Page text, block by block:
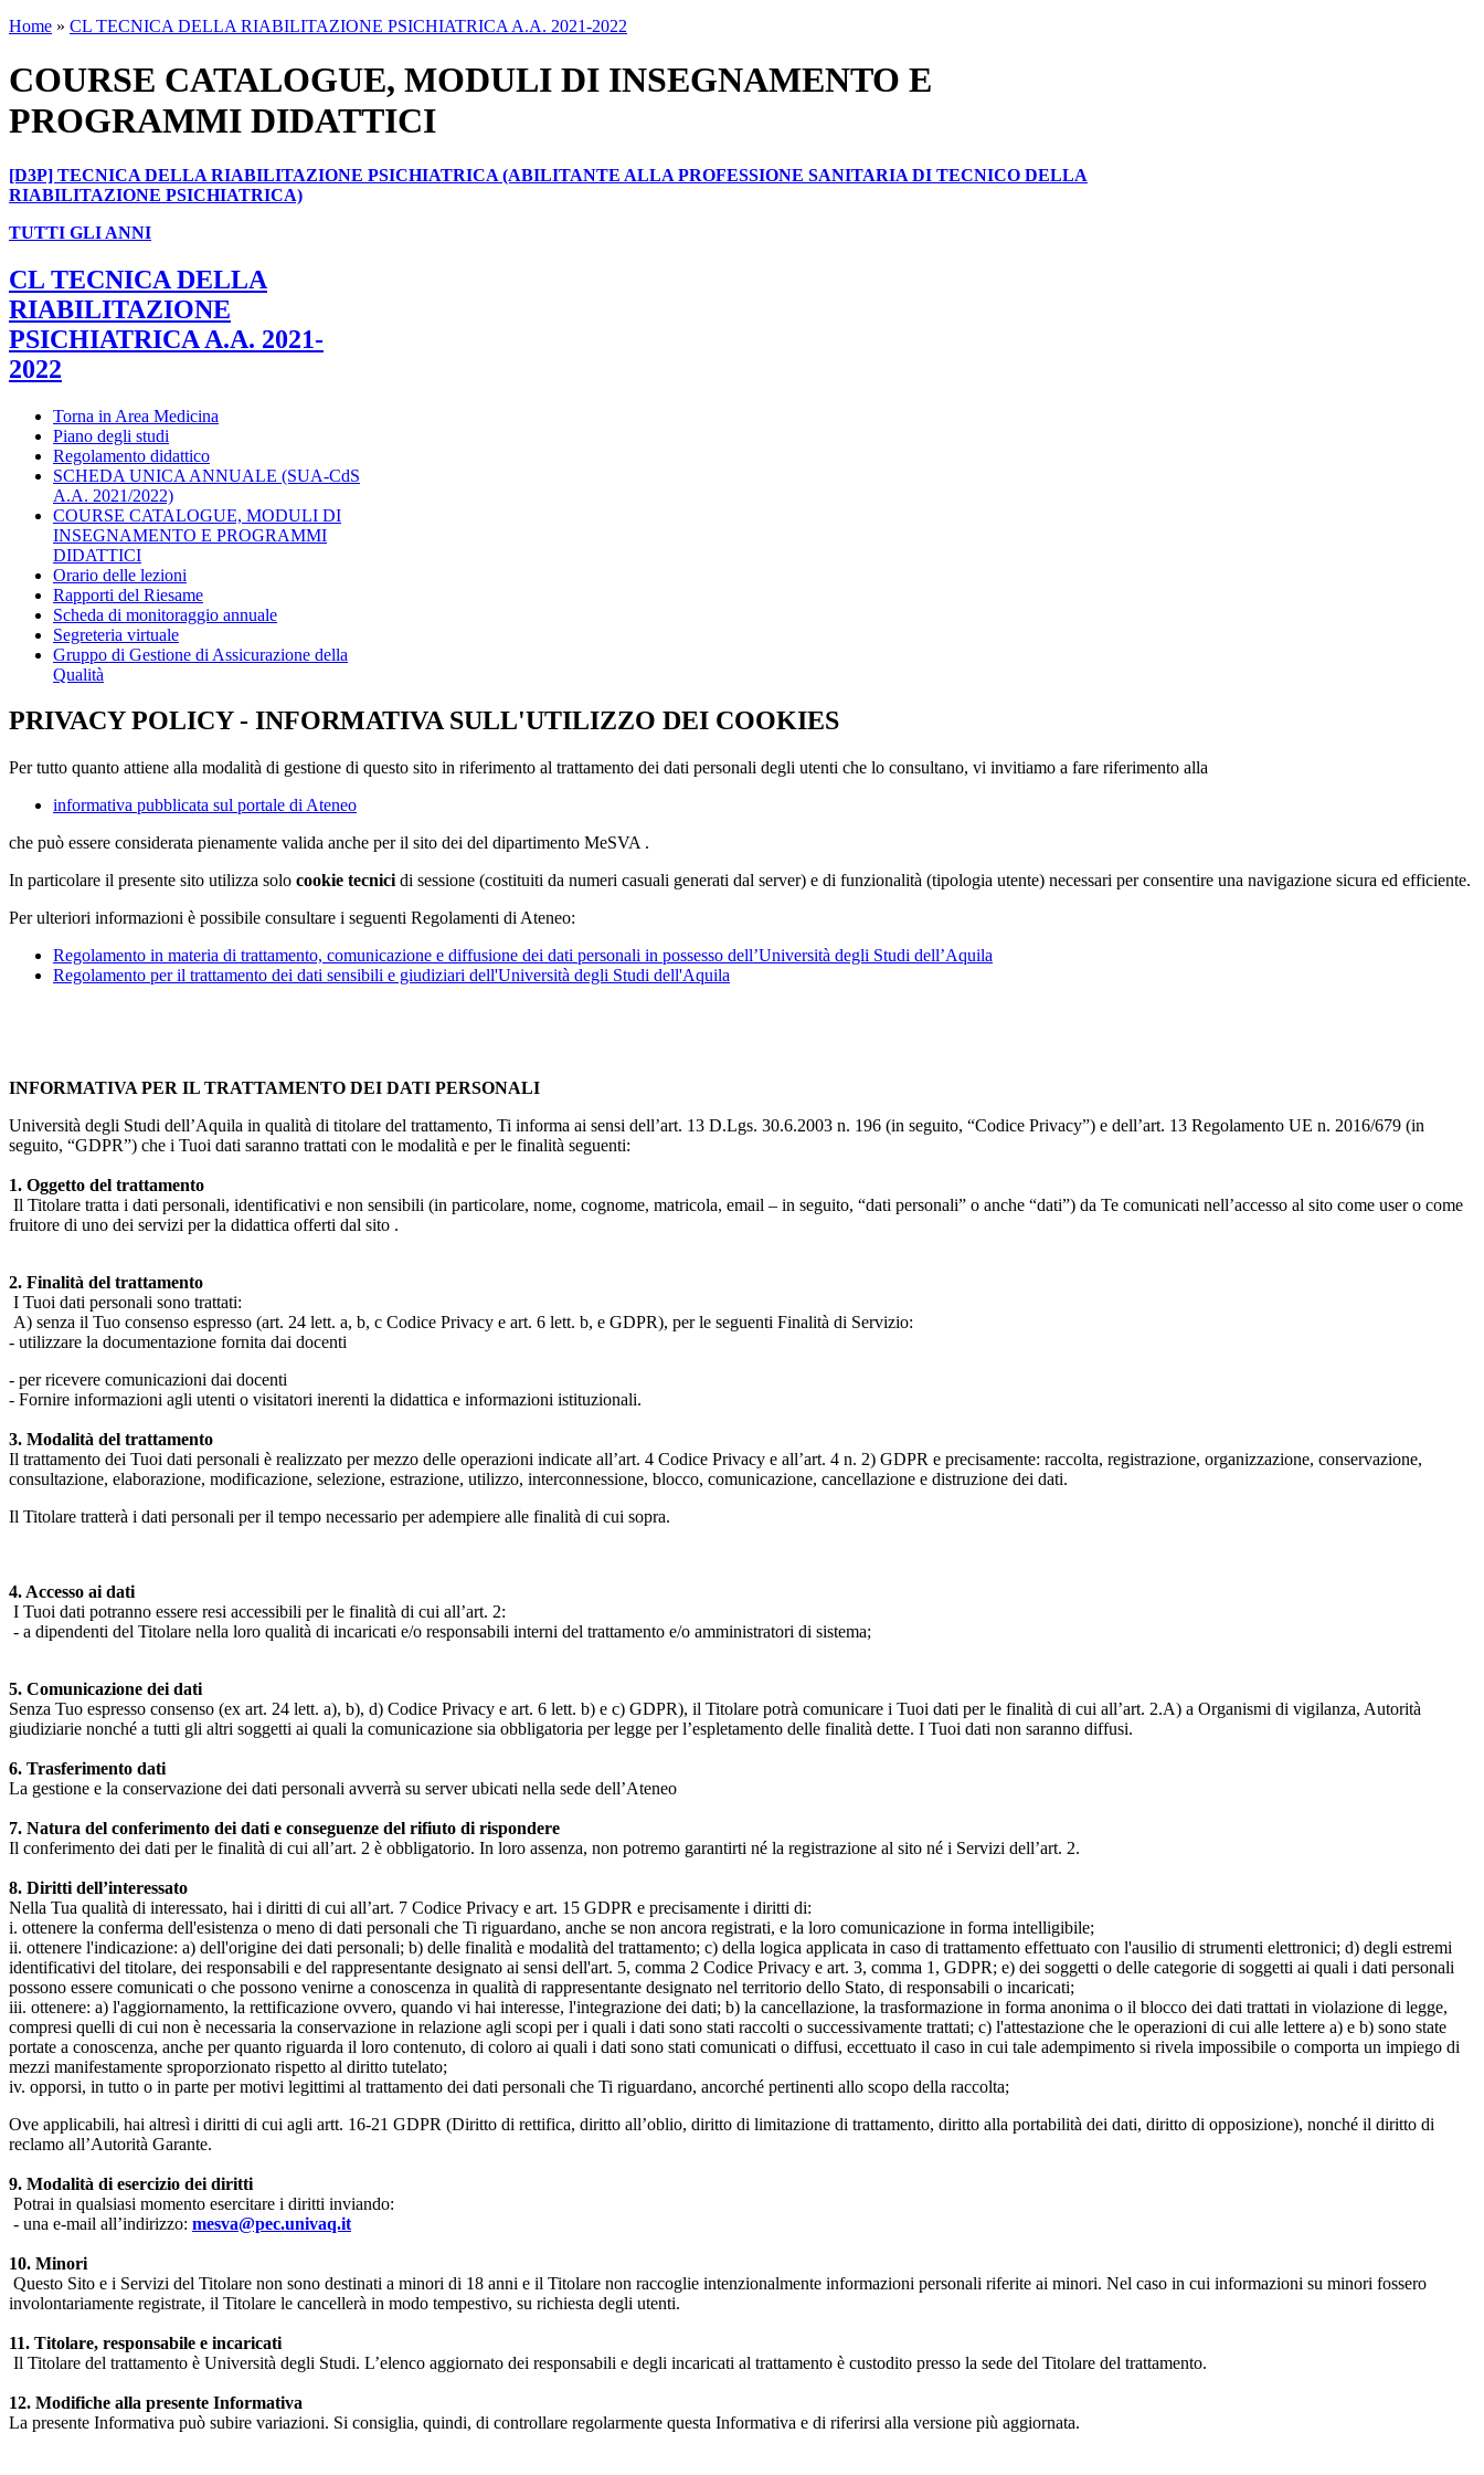
Home » CL TECNICA DELLA RIABILITAZIONE PSICHIATRICA A.A. 2021-2022
COURSE CATALOGUE, MODULI DI INSEGNAMENTO E
PROGRAMMI DIDATTICI
[D3P] TECNICA DELLA RIABILITAZIONE PSICHIATRICA (ABILITANTE ALLA PROFESSIONE SANITARIA DI TECNICO DELLA
RIABILITAZIONE PSICHIATRICA)
TUTTI GLI ANNI
CL TECNICA DELLA
RIABILITAZIONE
PSICHIATRICA A.A. 2021-
2022
Torna in Area Medicina
Piano degli studi
Regolamento didattico
SCHEDA UNICA ANNUALE (SUA-CdS
A.A. 2021/2022)
COURSE CATALOGUE, MODULI DI
INSEGNAMENTO E PROGRAMMI
DIDATTICI
Orario delle lezioni
Rapporti del Riesame
Scheda di monitoraggio annuale
Segreteria virtuale
Gruppo di Gestione di Assicurazione della
Qualità
PRIVACY POLICY - INFORMATIVA SULL'UTILIZZO DEI COOKIES
Per tutto quanto attiene alla modalità di gestione di questo sito in riferimento al trattamento dei dati personali degli utenti che lo consultano, vi invitiamo a fare riferimento alla
informativa pubblicata sul portale di Ateneo
che può essere considerata pienamente valida anche per il sito dei del dipartimento MeSVA .
In particolare il presente sito utilizza solo cookie tecnici di sessione (costituiti da numeri casuali generati dal server) e di funzionalità (tipologia utente) necessari per consentire una navigazione sicura ed efficiente.
Per ulteriori informazioni è possibile consultare i seguenti Regolamenti di Ateneo:
Regolamento in materia di trattamento, comunicazione e diffusione dei dati personali in possesso dell’Università degli Studi dell’Aquila
Regolamento per il trattamento dei dati sensibili e giudiziari dell'Università degli Studi dell'Aquila
INFORMATIVA PER IL TRATTAMENTO DEI DATI PERSONALI
Università degli Studi dell’Aquila in qualità di titolare del trattamento, Ti informa ai sensi dell’art. 13 D.Lgs. 30.6.2003 n. 196 (in seguito, “Codice Privacy”) e dell’art. 13 Regolamento UE n. 2016/679 (in
seguito, “GDPR”) che i Tuoi dati saranno trattati con le modalità e per le finalità seguenti:
1. Oggetto del trattamento
Il Titolare tratta i dati personali, identificativi e non sensibili (in particolare, nome, cognome, matricola, email – in seguito, “dati personali” o anche “dati”) da Te comunicati nell’accesso al sito come user o come
fruitore di uno dei servizi per la didattica offerti dal sito .
2. Finalità del trattamento
I Tuoi dati personali sono trattati:
A) senza il Tuo consenso espresso (art. 24 lett. a, b, c Codice Privacy e art. 6 lett. b, e GDPR), per le seguenti Finalità di Servizio:
- utilizzare la documentazione fornita dai docenti
- per ricevere comunicazioni dai docenti
- Fornire informazioni agli utenti o visitatori inerenti la didattica e informazioni istituzionali.
3. Modalità del trattamento
Il trattamento dei Tuoi dati personali è realizzato per mezzo delle operazioni indicate all’art. 4 Codice Privacy e all’art. 4 n. 2) GDPR e precisamente: raccolta, registrazione, organizzazione, conservazione,
consultazione, elaborazione, modificazione, selezione, estrazione, utilizzo, interconnessione, blocco, comunicazione, cancellazione e distruzione dei dati.
Il Titolare tratterà i dati personali per il tempo necessario per adempiere alle finalità di cui sopra.
4. Accesso ai dati
I Tuoi dati potranno essere resi accessibili per le finalità di cui all’art. 2:
- a dipendenti del Titolare nella loro qualità di incaricati e/o responsabili interni del trattamento e/o amministratori di sistema;
5. Comunicazione dei dati
Senza Tuo espresso consenso (ex art. 24 lett. a), b), d) Codice Privacy e art. 6 lett. b) e c) GDPR), il Titolare potrà comunicare i Tuoi dati per le finalità di cui all’art. 2.A) a Organismi di vigilanza, Autorità
giudiziarie nonché a tutti gli altri soggetti ai quali la comunicazione sia obbligatoria per legge per l’espletamento delle finalità dette. I Tuoi dati non saranno diffusi.
6. Trasferimento dati
La gestione e la conservazione dei dati personali avverrà su server ubicati nella sede dell’Ateneo
7. Natura del conferimento dei dati e conseguenze del rifiuto di rispondere
Il conferimento dei dati per le finalità di cui all’art. 2 è obbligatorio. In loro assenza, non potremo garantirti né la registrazione al sito né i Servizi dell’art. 2.
8. Diritti dell’interessato
Nella Tua qualità di interessato, hai i diritti di cui all’art. 7 Codice Privacy e art. 15 GDPR e precisamente i diritti di:
i. ottenere la conferma dell'esistenza o meno di dati personali che Ti riguardano, anche se non ancora registrati, e la loro comunicazione in forma intelligibile;
ii. ottenere l'indicazione: a) dell'origine dei dati personali; b) delle finalità e modalità del trattamento; c) della logica applicata in caso di trattamento effettuato con l'ausilio di strumenti elettronici; d) degli estremi
identificativi del titolare, dei responsabili e del rappresentante designato ai sensi dell'art. 5, comma 2 Codice Privacy e art. 3, comma 1, GDPR; e) dei soggetti o delle categorie di soggetti ai quali i dati personali
possono essere comunicati o che possono venirne a conoscenza in qualità di rappresentante designato nel territorio dello Stato, di responsabili o incaricati;
iii. ottenere: a) l'aggiornamento, la rettificazione ovvero, quando vi hai interesse, l'integrazione dei dati; b) la cancellazione, la trasformazione in forma anonima o il blocco dei dati trattati in violazione di legge,
compresi quelli di cui non è necessaria la conservazione in relazione agli scopi per i quali i dati sono stati raccolti o successivamente trattati; c) l'attestazione che le operazioni di cui alle lettere a) e b) sono state
portate a conoscenza, anche per quanto riguarda il loro contenuto, di coloro ai quali i dati sono stati comunicati o diffusi, eccettuato il caso in cui tale adempimento si rivela impossibile o comporta un impiego di
mezzi manifestamente sproporzionato rispetto al diritto tutelato;
iv. opporsi, in tutto o in parte per motivi legittimi al trattamento dei dati personali che Ti riguardano, ancorché pertinenti allo scopo della raccolta;
Ove applicabili, hai altresì i diritti di cui agli artt. 16-21 GDPR (Diritto di rettifica, diritto all’oblio, diritto di limitazione di trattamento, diritto alla portabilità dei dati, diritto di opposizione), nonché il diritto di
reclamo all’Autorità Garante.
9. Modalità di esercizio dei diritti
Potrai in qualsiasi momento esercitare i diritti inviando:
- una e-mail all’indirizzo: mesva@pec.univaq.it
10. Minori
Questo Sito e i Servizi del Titolare non sono destinati a minori di 18 anni e il Titolare non raccoglie intenzionalmente informazioni personali riferite ai minori. Nel caso in cui informazioni su minori fossero
involontariamente registrate, il Titolare le cancellerà in modo tempestivo, su richiesta degli utenti.
11. Titolare, responsabile e incaricati
Il Titolare del trattamento è Università degli Studi. L’elenco aggiornato dei responsabili e degli incaricati al trattamento è custodito presso la sede del Titolare del trattamento.
12. Modifiche alla presente Informativa
La presente Informativa può subire variazioni. Si consiglia, quindi, di controllare regolarmente questa Informativa e di riferirsi alla versione più aggiornata.